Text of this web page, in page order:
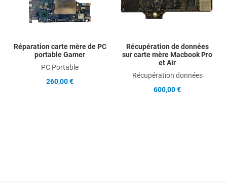
Réparation carte mère de PC
portable Gamer
PC Portable
260,00 €
Récupération de données
sur carte mère Macbook Pro
et Air
Récupération données
600,00 €